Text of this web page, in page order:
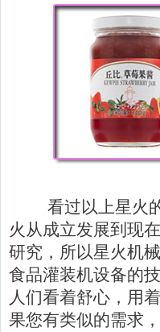
看过以上星火的
火从成立发展到现
研究，所以星火机
食品灌装机设备的
人们看着舒心，用
果您有类似的需求